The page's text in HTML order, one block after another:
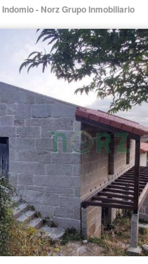
- Norz Grupo Inmobiliario